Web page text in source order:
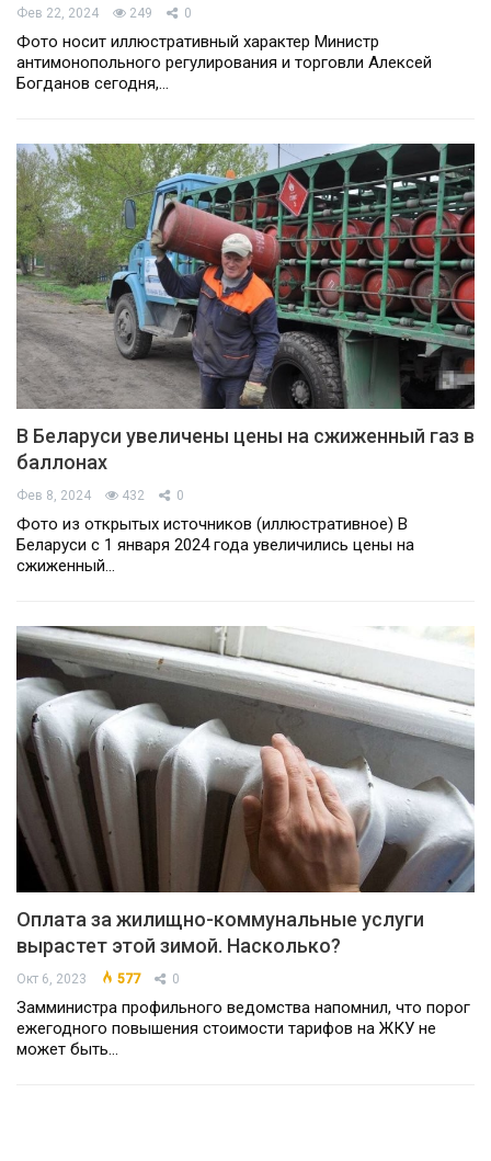
Фев 22, 2024 249 0
Фото носит иллюстративный характер Министр
антимонопольного регулирования и торговли Алексей
Богданов сегодня,…
В Беларуси увеличены цены на сжиженный газ в
баллонах
Фев 8, 2024 432 0
Фото из открытых источников (иллюстративное) В
Беларуси с 1 января 2024 года увеличились цены на
сжиженный…
Оплата за жилищно-коммунальные услуги
вырастет этой зимой. Насколько?
Окт 6, 2023 577 0
Замминистра профильного ведомства напомнил, что порог
ежегодного повышения стоимости тарифов на ЖКУ не
может быть…